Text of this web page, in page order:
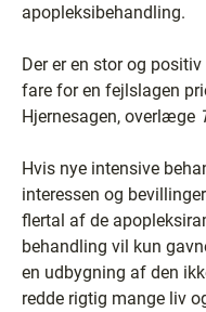
apopleksibehandling.
Der er en stor og
fare for en fejlslagen
Hjernesagen, overlæge
Hvis nye intensive
interessen og
flertal af de
behandling vil kun
en udbygning af den
redde rigtig mange liv